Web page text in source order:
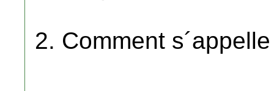
2. Comment